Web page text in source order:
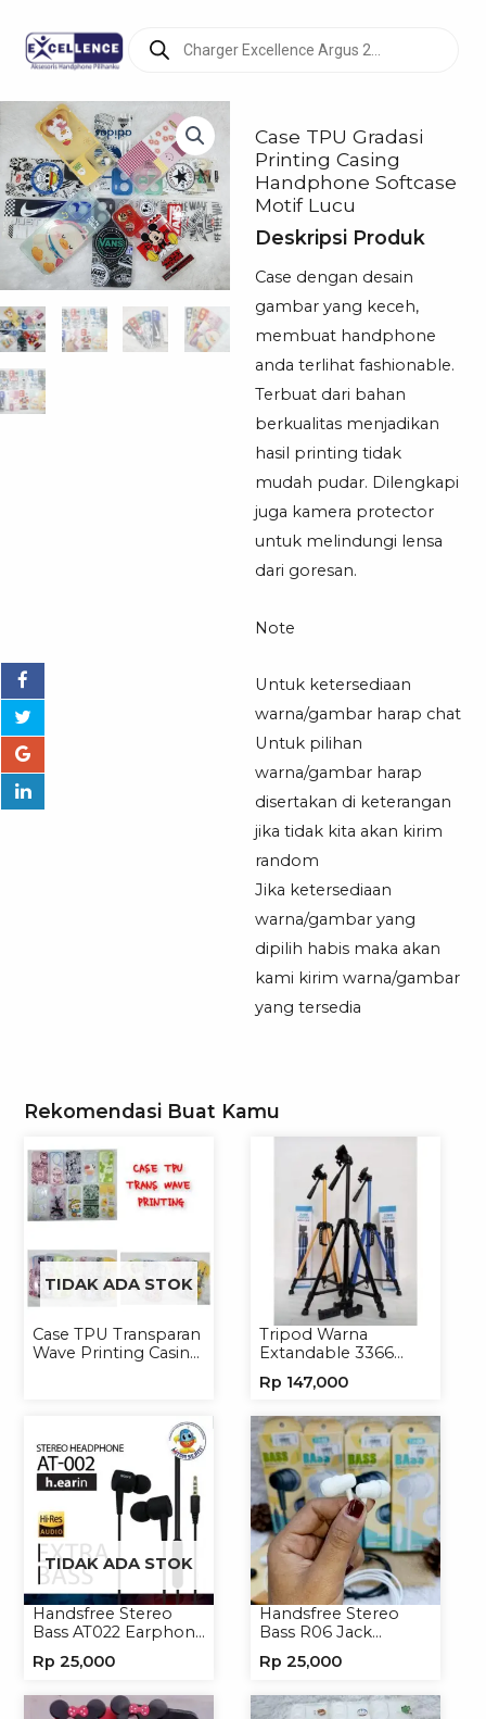
search
Case TPU Gradasi
Printing Casing
Handphone Softcase
Motif Lucu
Deskripsi Produk
Case dengan desain
gambar yang keceh,
membuat handphone
anda terlihat fashionable.
Terbuat dari bahan
berkualitas menjadikan
hasil printing tidak
mudah pudar. Dilengkapi
juga kamera protector
untuk melindungi lensa
dari goresan.
Note
Untuk ketersediaan
warna/gambar harap chat
Untuk pilihan
warna/gambar harap
disertakan di keterangan
jika tidak kita akan kirim
random
Jika ketersediaan
warna/gambar yang
dipilih habis maka akan
kami kirim warna/gambar
yang tersedia
Rekomendasi Buat Kamu
TIDAK ADA STOK
Case TPU Transparan
Wave Printing Casing
Tripod Warna
Extandable 3366
Kamera
Rp 147,000
TIDAK ADA STOK
Handsfree Stereo
Bass AT022 Earphone
Rp 25,000
Handsfree Stereo
Bass R06 Jack
Headset Headphone
Rp 25,000